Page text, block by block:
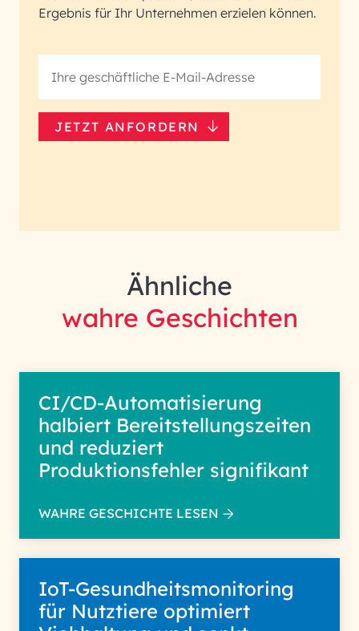
Ergebnis für Ihr Unternehmen erzielen können.
JETZT ANFORDERN
Ähnliche
wahre Geschichten
CI/CD-Automatisierung
halbiert Bereitstellungszeiten
und reduziert
Produktionsfehler signifikant
WAHRE GESCHICHTE LESEN
IoT-Gesundheitsmonitoring
für Nutztiere optimiert